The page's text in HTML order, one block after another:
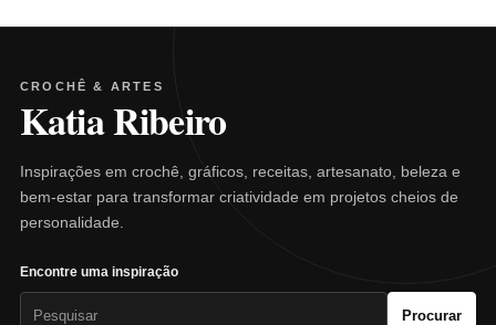
CROCHÊ & ARTES
Katia Ribeiro
Inspirações em crochê, gráficos, receitas, artesanato, beleza e
bem-estar para transformar criatividade em projetos cheios de
personalidade.
Encontre uma inspiração
Procurar